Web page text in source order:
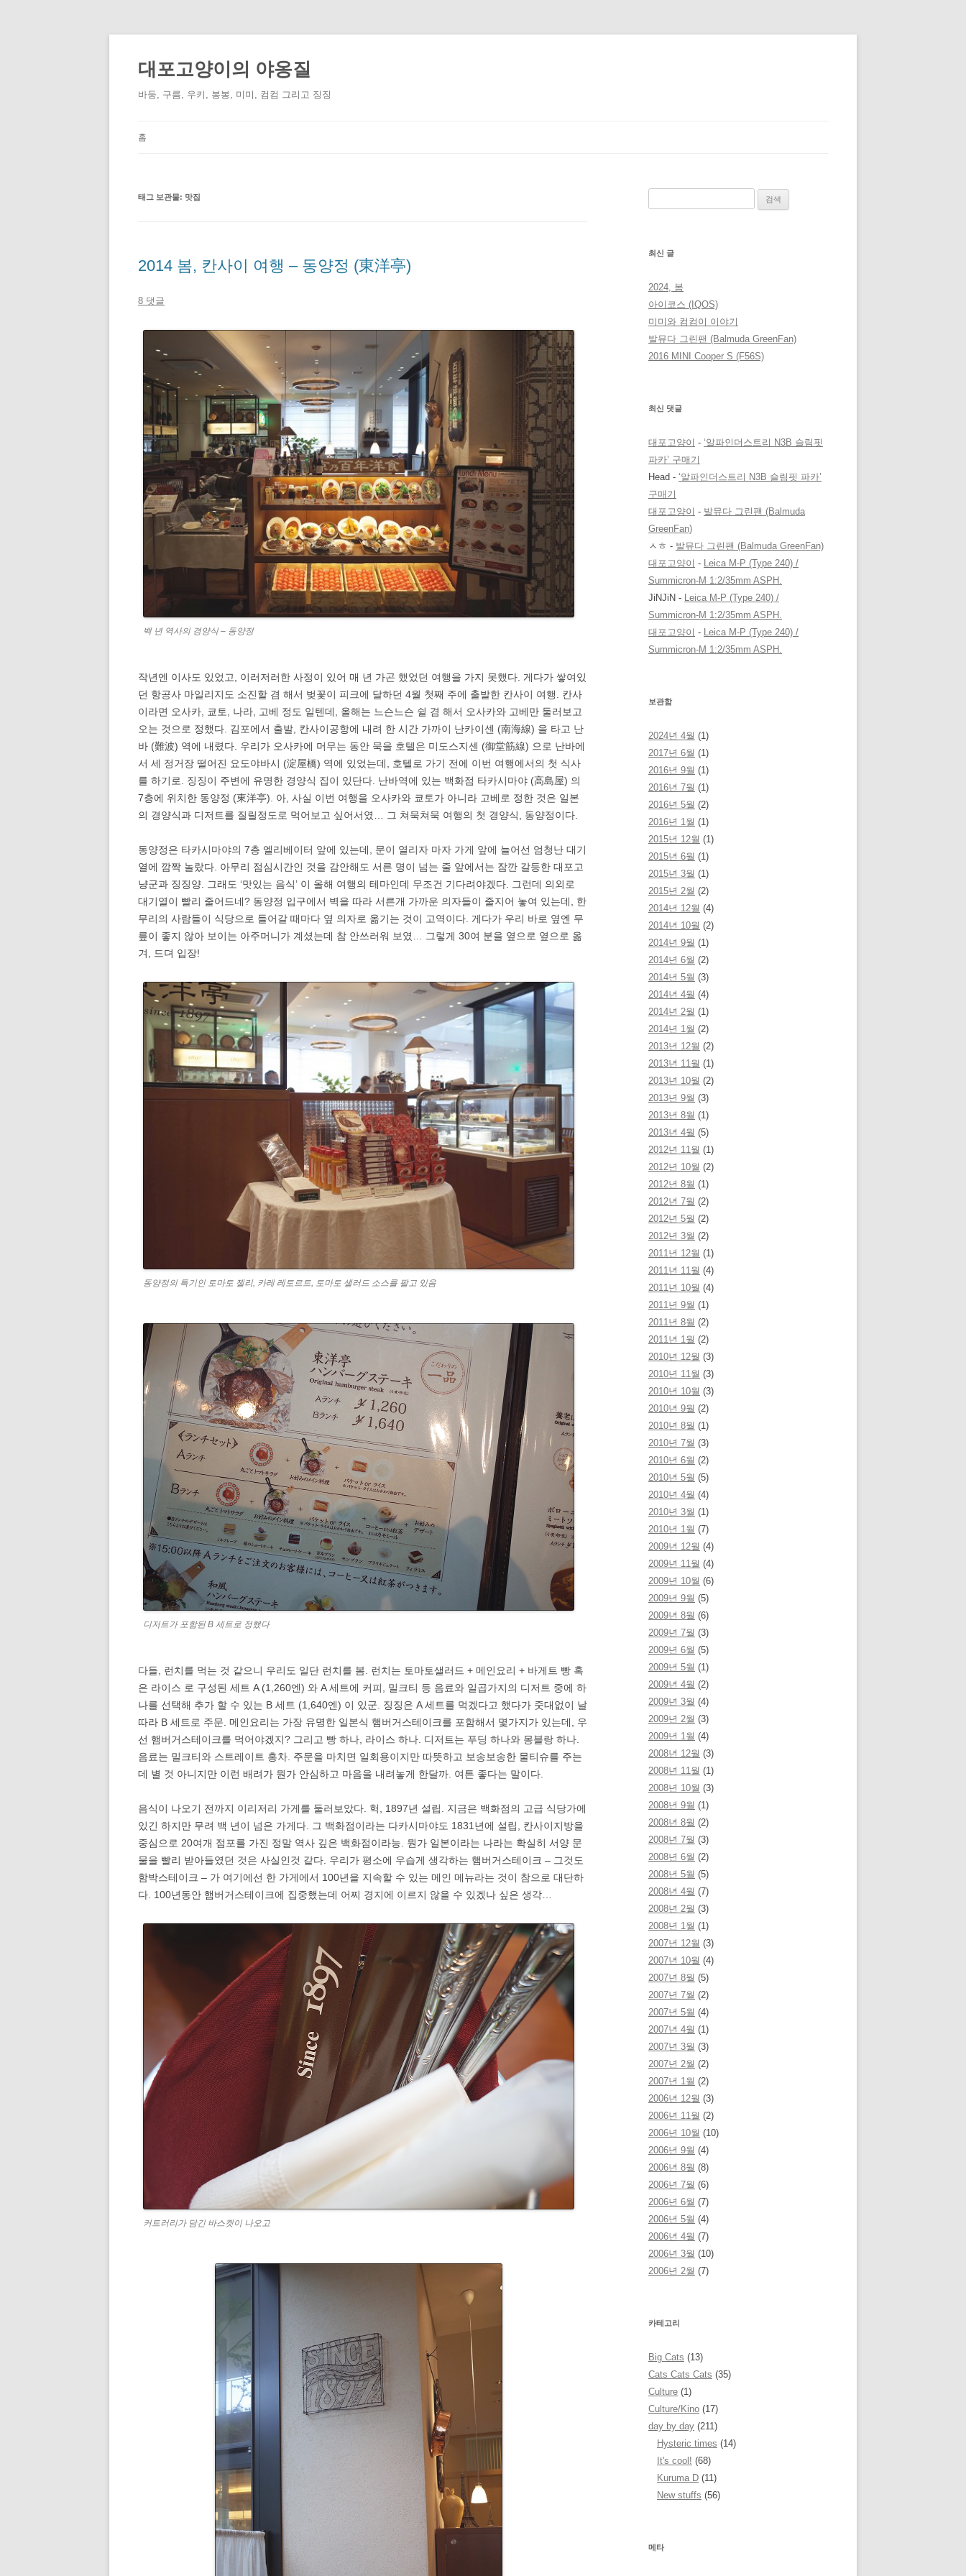
로
너
뛰
대포고양이의 야옹질
바둥, 구름, 우키, 봉봉, 미미, 컴컴 그리고 징징
홈
태그 보관물: 맛집
2014 봄, 칸사이 여행 – 동양정 (東洋亭)
8 댓글
백 년 역사의 경양식 – 동양정
작년엔 이사도 있었고, 이러저러한 사정이 있어 매 년 가곤 했었던 여행을 가지 못했다. 게다가 쌓여있
던 항공사 마일리지도 소진할 겸 해서 벚꽃이 피크에 달하던 4월 첫째 주에 출발한 칸사이 여행. 칸사
이라면 오사카, 쿄토, 나라, 고베 정도 일텐데, 올해는 느슨느슨 쉴 겸 해서 오사카와 고베만 둘러보고
오는 것으로 정했다. 김포에서 출발, 칸사이공항에 내려 한 시간 가까이 난카이센 (南海線) 을 타고 난
바 (難波) 역에 내렸다. 우리가 오사카에 머무는 동안 묵을 호텔은 미도스지센 (御堂筋線) 으로 난바에
서 세 정거장 떨어진 요도야바시 (淀屋橋) 역에 있었는데, 호텔로 가기 전에 이번 여행에서의 첫 식사
를 하기로. 징징이 주변에 유명한 경양식 집이 있단다. 난바역에 있는 백화점 타카시마야 (高島屋) 의
7층에 위치한 동양정 (東洋亭). 아, 사실 이번 여행을 오사카와 쿄토가 아니라 고베로 정한 것은 일본
의 경양식과 디저트를 질릴정도로 먹어보고 싶어서였… 그 쳐묵쳐묵 여행의 첫 경양식, 동양정이다.
동양정은 타카시마야의 7층 엘리베이터 앞에 있는데, 문이 열리자 마자 가게 앞에 늘어선 엄청난 대기
열에 깜짝 놀랐다. 아무리 점심시간인 것을 감안해도 서른 명이 넘는 줄 앞에서는 잠깐 갈등한 대포고
냥군과 징징양. 그래도 ‘맛있는 음식’ 이 올해 여행의 테마인데 무조건 기다려야겠다. 그런데 의외로
대기열이 빨리 줄어드네? 동양정 입구에서 벽을 따라 서른개 가까운 의자들이 줄지어 놓여 있는데, 한
무리의 사람들이 식당으로 들어갈 때마다 옆 의자로 옮기는 것이 고역이다. 게다가 우리 바로 옆엔 무
릎이 좋지 않아 보이는 아주머니가 계셨는데 참 안쓰러워 보였… 그렇게 30여 분을 옆으로 옆으로 옮
겨, 드뎌 입장!
동양정의 특기인 토마토 젤리, 카레 레토르트, 토마토 샐러드 소스를 팔고 있음
디저트가 포함된 B 세트로 정했다
다들, 런치를 먹는 것 같으니 우리도 일단 런치를 봄. 런치는 토마토샐러드 + 메인요리 + 바게트 빵 혹
은 라이스 로 구성된 세트 A (1,260엔) 와 A 세트에 커피, 밀크티 등 음료와 일곱가지의 디저트 중에 하
나를 선택해 추가 할 수 있는 B 세트 (1,640엔) 이 있군. 징징은 A 세트를 먹겠다고 했다가 줏대없이 날
따라 B 세트로 주문. 메인요리는 가장 유명한 일본식 햄버거스테이크를 포함해서 몇가지가 있는데, 우
선 햄버거스테이크를 먹어야겠지? 그리고 빵 하나, 라이스 하나. 디저트는 푸딩 하나와 몽블랑 하나.
음료는 밀크티와 스트레이트 홍차. 주문을 마치면 일회용이지만 따뜻하고 보송보송한 물티슈를 주는
데 별 것 아니지만 이런 배려가 뭔가 안심하고 마음을 내려놓게 한달까. 여튼 좋다는 말이다.
음식이 나오기 전까지 이리저리 가게를 둘러보았다. 헉, 1897년 설립. 지금은 백화점의 고급 식당가에
있긴 하지만 무려 백 년이 넘은 가게다. 그 백화점이라는 다카시마야도 1831년에 설립, 칸사이지방을
중심으로 20여개 점포를 가진 정말 역사 깊은 백화점이라능. 뭔가 일본이라는 나라는 확실히 서양 문
물을 빨리 받아들였던 것은 사실인것 같다. 우리가 평소에 우습게 생각하는 햄버거스테이크 – 그것도
함박스테이크 – 가 여기에선 한 가게에서 100년을 지속할 수 있는 메인 메뉴라는 것이 참으로 대단하
다. 100년동안 햄버거스테이크에 집중했는데 어찌 경지에 이르지 않을 수 있겠나 싶은 생각…
커트러리가 담긴 바스켓이 나오고
최신 글
2024, 봄
아이코스 (IQOS)
미미와 컴컴이 이야기
발뮤다 그린팬 (Balmuda GreenFan)
2016 MINI Cooper S (F56S)
최신 댓글
대포고양이 - ‘알파인더스트리 N3B 슬림핏
파카’ 구매기
Head - ‘알파인더스트리 N3B 슬림핏 파카’
구매기
대포고양이 - 발뮤다 그린팬 (Balmuda
GreenFan)
ㅅㅎ - 발뮤다 그린팬 (Balmuda GreenFan)
대포고양이 - Leica M-P (Type 240) /
Summicron-M 1:2/35mm ASPH.
JiNJiN - Leica M-P (Type 240) /
Summicron-M 1:2/35mm ASPH.
대포고양이 - Leica M-P (Type 240) /
Summicron-M 1:2/35mm ASPH.
보관함
2024년 4월 (1)
2017년 6월 (1)
2016년 9월 (1)
2016년 7월 (1)
2016년 5월 (2)
2016년 1월 (1)
2015년 12월 (1)
2015년 6월 (1)
2015년 3월 (1)
2015년 2월 (2)
2014년 12월 (4)
2014년 10월 (2)
2014년 9월 (1)
2014년 6월 (2)
2014년 5월 (3)
2014년 4월 (4)
2014년 2월 (1)
2014년 1월 (2)
2013년 12월 (2)
2013년 11월 (1)
2013년 10월 (2)
2013년 9월 (3)
2013년 8월 (1)
2013년 4월 (5)
2012년 11월 (1)
2012년 10월 (2)
2012년 8월 (1)
2012년 7월 (2)
2012년 5월 (2)
2012년 3월 (2)
2011년 12월 (1)
2011년 11월 (4)
2011년 10월 (4)
2011년 9월 (1)
2011년 8월 (2)
2011년 1월 (2)
2010년 12월 (3)
2010년 11월 (3)
2010년 10월 (3)
2010년 9월 (2)
2010년 8월 (1)
2010년 7월 (3)
2010년 6월 (2)
2010년 5월 (5)
2010년 4월 (4)
2010년 3월 (1)
2010년 1월 (7)
2009년 12월 (4)
2009년 11월 (4)
2009년 10월 (6)
2009년 9월 (5)
2009년 8월 (6)
2009년 7월 (3)
2009년 6월 (5)
2009년 5월 (1)
2009년 4월 (2)
2009년 3월 (4)
2009년 2월 (3)
2009년 1월 (4)
2008년 12월 (3)
2008년 11월 (1)
2008년 10월 (3)
2008년 9월 (1)
2008년 8월 (2)
2008년 7월 (3)
2008년 6월 (2)
2008년 5월 (5)
2008년 4월 (7)
2008년 2월 (3)
2008년 1월 (1)
2007년 12월 (3)
2007년 10월 (4)
2007년 8월 (5)
2007년 7월 (2)
2007년 5월 (4)
2007년 4월 (1)
2007년 3월 (3)
2007년 2월 (2)
2007년 1월 (2)
2006년 12월 (3)
2006년 11월 (2)
2006년 10월 (10)
2006년 9월 (4)
2006년 8월 (8)
2006년 7월 (6)
2006년 6월 (7)
2006년 5월 (4)
2006년 4월 (7)
2006년 3월 (10)
2006년 2월 (7)
카테고리
Big Cats (13)
Cats Cats Cats (35)
Culture (1)
Culture/Kino (17)
day by day (211)
Hysteric times (14)
It's cool! (68)
Kuruma D (11)
New stuffs (56)
메타